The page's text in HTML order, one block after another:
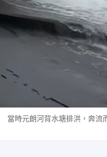
當時元朗河背水塘排洪，奔流